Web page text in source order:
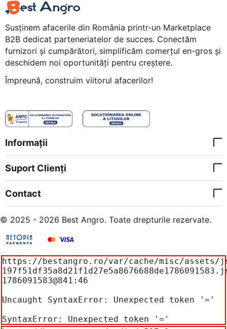
Susținem afacerile din România printr-un Marketplace
B2B dedicat parteneriatelor de succes. Conectăm
furnizori și cumpărători, simplificăm comerțul en-gros și
deschidem noi oportunități pentru creștere.
Împreună, construim viitorul afacerilor!
Informații
Suport Clienți
Contact
© 2025 - 2026 Best Angro. Toate drepturile rezervate.
https://bestangro.ro/var/cache/misc/
1786091583@841:46
Uncaught SyntaxError: Unexpected token '='
SyntaxError: Unexpected token '='